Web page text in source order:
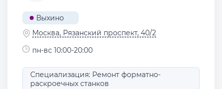
Выхино
Москва, Рязанский проспект, 40/2
пн-вс 10:00-20:00
Специализация: Ремонт форматно-
раскроечных станков